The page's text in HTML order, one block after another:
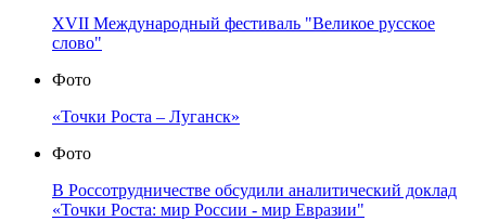
XVII Международный фестиваль "Великое русское
слово"
Фото
«Точки Роста – Луганск»
Фото
В Россотрудничестве обсудили аналитический доклад
«Точки Роста: мир России - мир Евразии"